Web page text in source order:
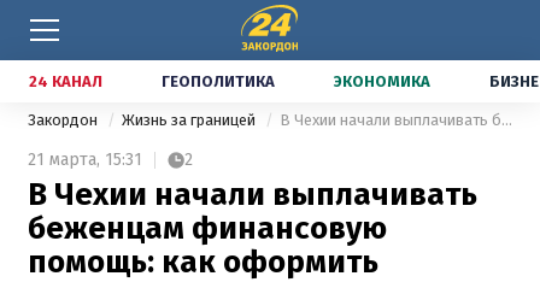
24 КАНАЛ ГЕОПОЛИТИКА ЭКОНОМИКА
Закордон Жизнь за границей В Чехии начали выплачивать беженцам финансовую помощь: как оформить
21 марта, 15:31 2
В Чехии начали выплачивать
беженцам финансовую
помощь: как оформить